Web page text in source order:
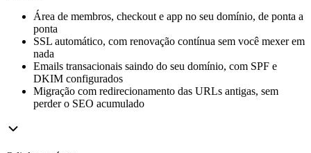
Área de membros, checkout e app no seu domínio, de ponta a
ponta
SSL automático, com renovação contínua sem você mexer em
nada
Emails transacionais saindo do seu domínio, com SPF e
DKIM configurados
Migração com redirecionamento das URLs antigas, sem
perder o SEO acumulado